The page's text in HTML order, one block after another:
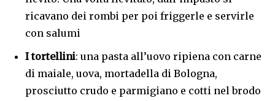
ricavano dei rombi per poi friggerle e servirle
con salumi
I tortellini: una pasta all’uovo ripiena con carne
di maiale, uova, mortadella di Bologna,
prosciutto crudo e parmigiano e cotti nel brodo